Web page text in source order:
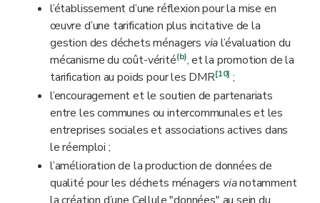
l’établissement d’une réflexion pour la mise en
œuvre d’une tarification plus incitative de la
gestion des déchets ménagers vial’évaluation du
mécanisme du coût-vérité(b),et la promotion de la
tarification au poids pour les DMR[10] ;
l’encouragement et le soutien de partenariats
entre les communes ou intercommunales et les
entreprises sociales et associations actives dans
le réemploi ;
l’amélioration de la production de données de
qualité pour les déchets ménagers vianotamment